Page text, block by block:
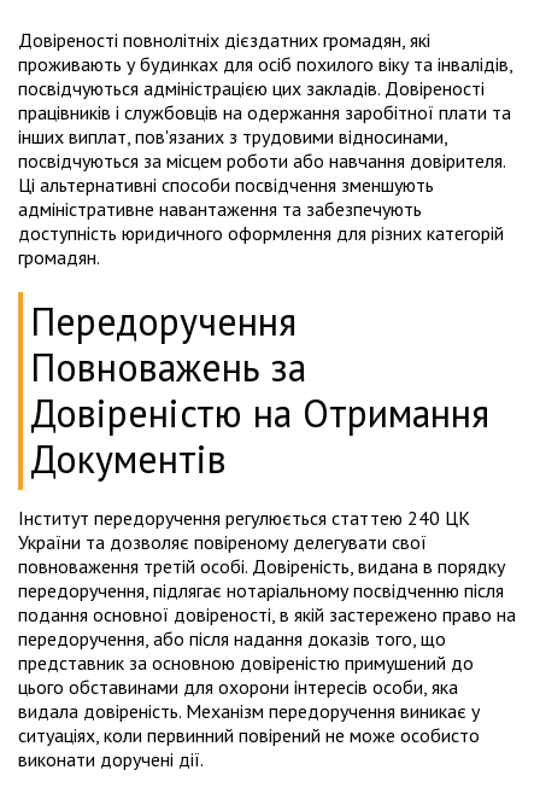
Довіреності повнолітніх дієздатних громадян, які
проживають у будинках для осіб похилого віку та інвалідів,
посвідчуються адміністрацією цих закладів. Довіреності
працівників і службовців на одержання заробітної плати та
інших виплат, пов'язаних з трудовими відносинами,
посвідчуються за місцем роботи або навчання довірителя.
Ці альтернативні способи посвідчення зменшують
адміністративне навантаження та забезпечують
доступність юридичного оформлення для різних категорій
громадян.
Передоручення
Повноважень за
Довіреністю на Отримання
Документів
Інститут передоручення регулюється статтею 240 ЦК
України та дозволяє повіреному делегувати свої
повноваження третій особі. Довіреність, видана в порядку
передоручення, підлягає нотаріальному посвідченню після
подання основної довіреності, в якій застережено право на
передоручення, або після надання доказів того, що
представник за основною довіреністю примушений до
цього обставинами для охорони інтересів особи, яка
видала довіреність. Механізм передоручення виникає у
ситуаціях, коли первинний повірений не може особисто
виконати доручені дії.